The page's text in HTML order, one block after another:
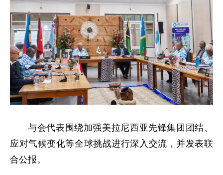
与会代表围绕加强美拉尼西亚先锋集团 团结、
应对气候变化等全球挑战进行深入交流，并发表联
合公报。